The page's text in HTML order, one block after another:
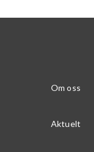
Om oss
Aktuelt